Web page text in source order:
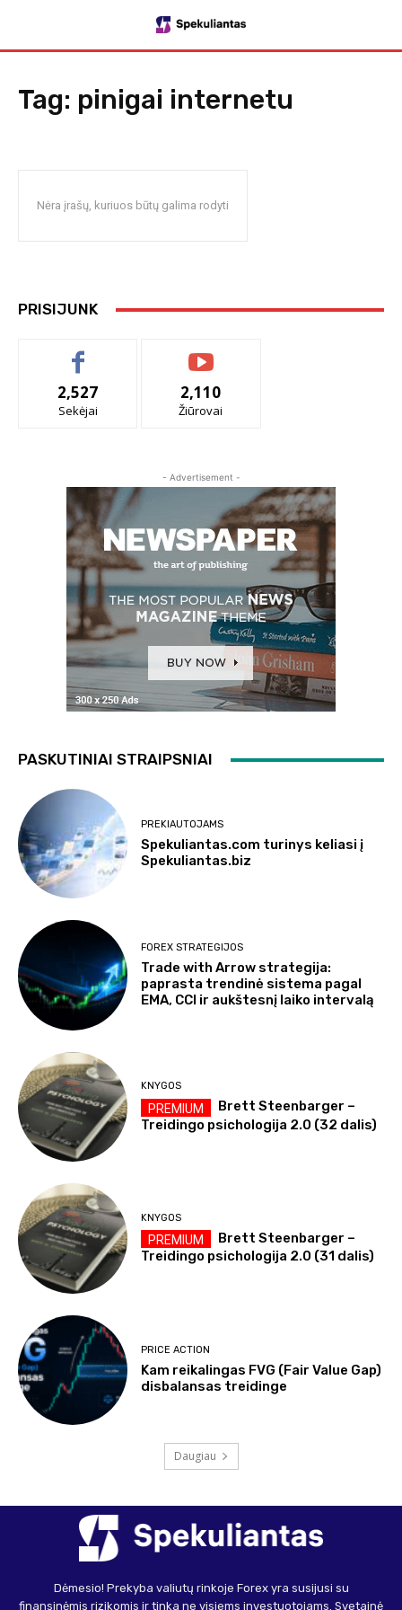
Tag: pinigai internetu
Nėra įrašų, kuriuos būtų galima rodyti
PRISIJUNK
2,527
Sekėjai
2,110
Žiūrovai
- Advertisement -
PASKUTINIAI STRAIPSNIAI
PREKIAUTOJAMS
Spekuliantas.com turinys keliasi į
Spekuliantas.biz
FOREX STRATEGIJOS
Trade with Arrow strategija:
paprasta trendinė sistema pagal
EMA, CCI ir aukštesnį laiko intervalą
KNYGOS
Brett Steenbarger –
Treidingo psichologija 2.0 (32 dalis)
KNYGOS
Brett Steenbarger –
Treidingo psichologija 2.0 (31 dalis)
PRICE ACTION
Kam reikalingas FVG (Fair Value Gap)
disbalansas treidinge
Daugiau
Dėmesio! Prekyba valiutų rinkoje Forex yra susijusi su
finansinėmis rizikomis ir tinka ne visiems investuotojams. Svetainė